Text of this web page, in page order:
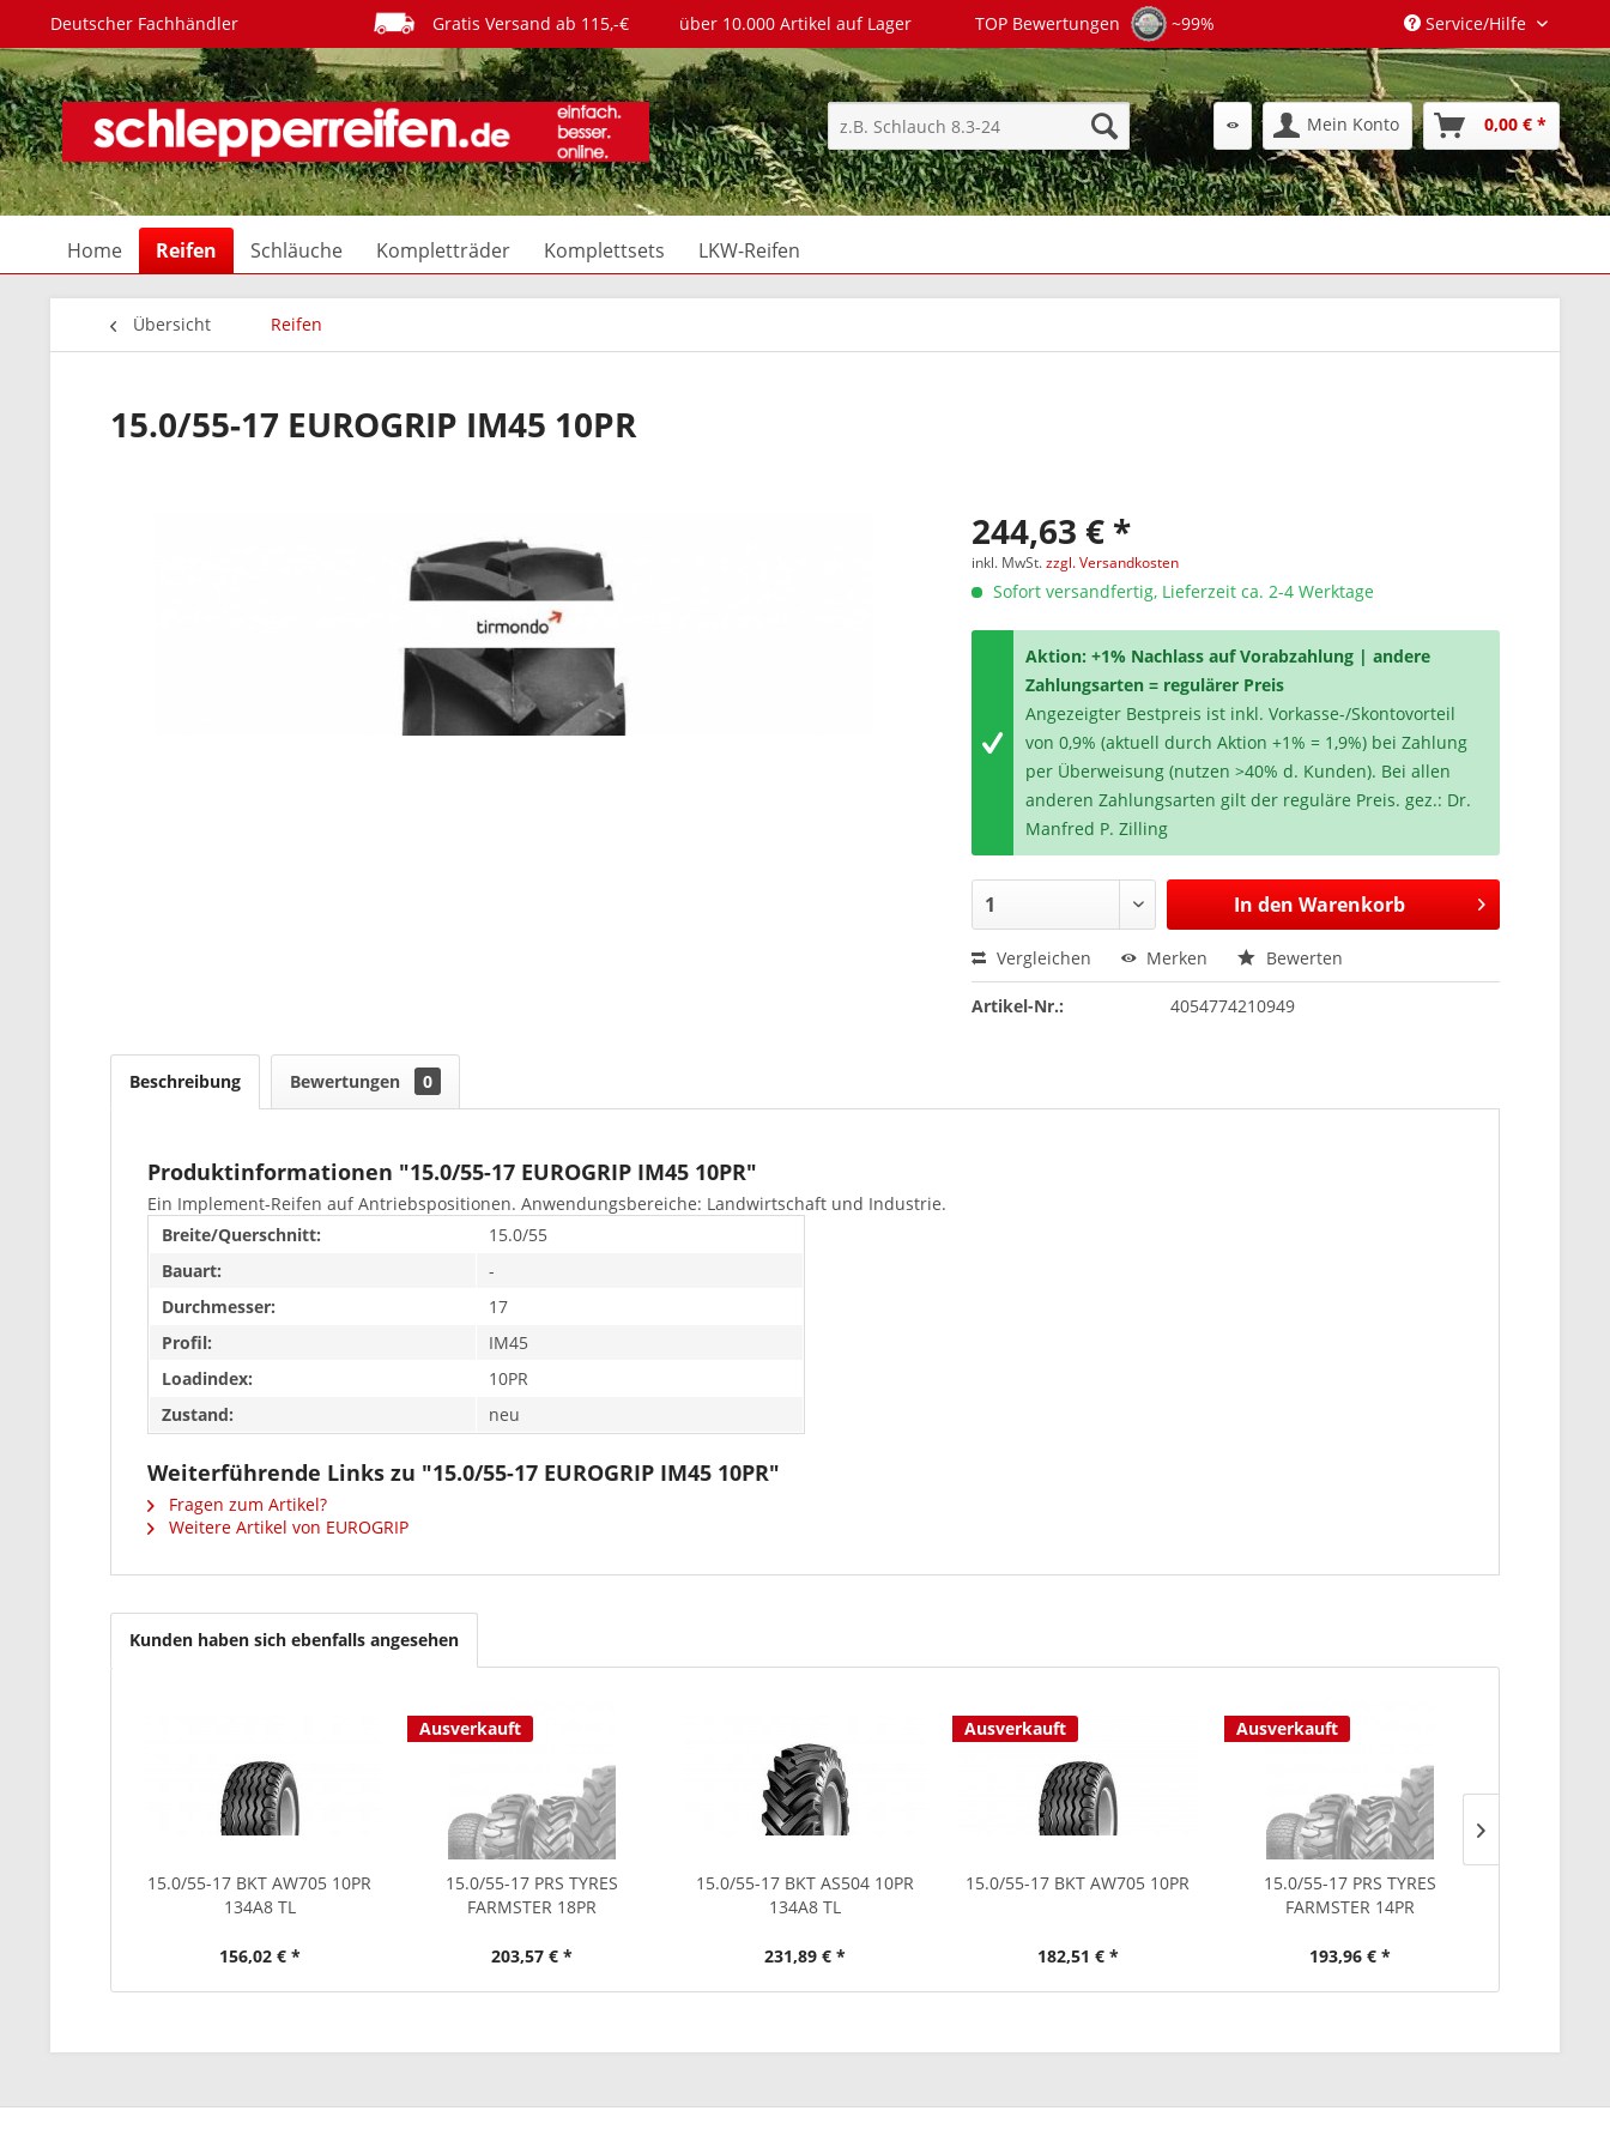
Deutscher Fachhändler Gratis Versand ab 115,-€ über 10.000 Artikel auf Lager TOP Bewertungen ~99% Service/Hilfe
Mein Konto 0,00 € *
Home Reifen Schläuche Kompletträder Komplettsets LKW-Reifen
Übersicht Reifen
15.0/55-17 EUROGRIP IM45 10PR
244,63 € *
inkl. MwSt.zzgl. Versandkosten
Sofort versandfertig, Lieferzeit ca. 2-4 Werktage
Aktion: +1% Nachlass auf Vorabzahlung | andere
Zahlungsarten = regulärer Preis
Angezeigter Bestpreis ist inkl. Vorkasse-/Skontovorteil
von 0,9% (aktuell durch Aktion +1% = 1,9%) bei Zahlung
per Überweisung (nutzen >40% d. Kunden). Bei allen
anderen Zahlungsarten gilt der reguläre Preis. gez.: Dr.
Manfred P. Zilling
In den Warenkorb
Vergleichen Merken Bewerten
Artikel-Nr.: 4054774210949
Beschreibung Bewertungen 0
Produktinformationen "15.0/55-17 EUROGRIP IM45 10PR"
Ein Implement-Reifen auf Antriebspositionen. Anwendungsbereiche: Landwirtschaft und Industrie.
Breite/Querschnitt:
15.0/55
Bauart:
-
Durchmesser:
17
Profil:
IM45
Loadindex:
10PR
Zustand:
neu
Weiterführende Links zu "15.0/55-17 EUROGRIP IM45 10PR"
Fragen zum Artikel?
Weitere Artikel von EUROGRIP
Kunden haben sich ebenfalls angesehen
15.0/55-17 BKT AW705 10PR
134A8 TL
156,02 € *
Ausverkauft
15.0/55-17 PRS TYRES
FARMSTER 18PR
203,57 € *
15.0/55-17 BKT AS504 10PR
134A8 TL
231,89 € *
Ausverkauft
15.0/55-17 BKT AW705 10PR
182,51 € *
Ausverkauft
15.0/55-17 PRS TYRES
FARMSTER 14PR
193,96 € *